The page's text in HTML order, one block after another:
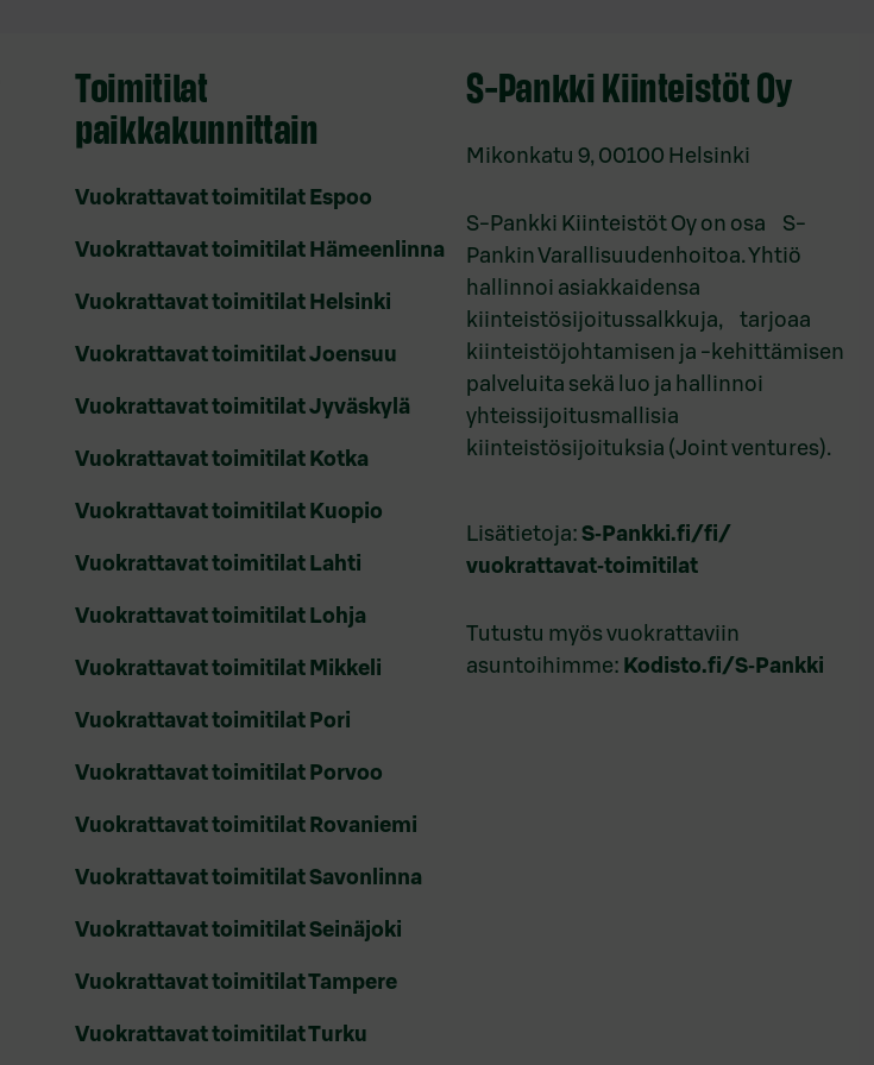
Toimitilat
paikkakunnittain
Vuokrattavat toimitilat Espoo
Vuokrattavat toimitilat Hämeenlinna
Vuokrattavat toimitilat Helsinki
Vuokrattavat toimitilat Joensuu
Vuokrattavat toimitilat Jyväskylä
Vuokrattavat toimitilat Kotka
Vuokrattavat toimitilat Kuopio
Vuokrattavat toimitilat Lahti
Vuokrattavat toimitilat Lohja
Vuokrattavat toimitilat Mikkeli
Vuokrattavat toimitilat Pori
Vuokrattavat toimitilat Porvoo
Vuokrattavat toimitilat Rovaniemi
Vuokrattavat toimitilat Savonlinna
Vuokrattavat toimitilat Seinäjoki
Vuokrattavat toimitilat Tampere
Vuokrattavat toimitilat Turku
S-Pankki Kiinteistöt Oy
Mikonkatu 9, 00100 Helsinki
S-Pankki Kiinteistöt Oy on osa S-
Pankin Varallisuudenhoitoa. Yhtiö
hallinnoi asiakkaidensa
kiinteistösijoitussalkkuja, tarjoaa
kiinteistöjohtamisen ja -kehittämisen
palveluita sekä luo ja hallinnoi
yhteissijoitusmallisia
kiinteistösijoituksia (Joint ventures).
Lisätietoja:S‑Pankki.fi/fi/
vuokrattavat‑toimitilat
Tutustu myös vuokrattaviin
asuntoihimme: Kodisto.fi/S‑Pankki